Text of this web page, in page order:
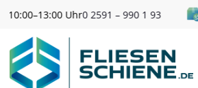
Versandkostenfrei ab 300 €